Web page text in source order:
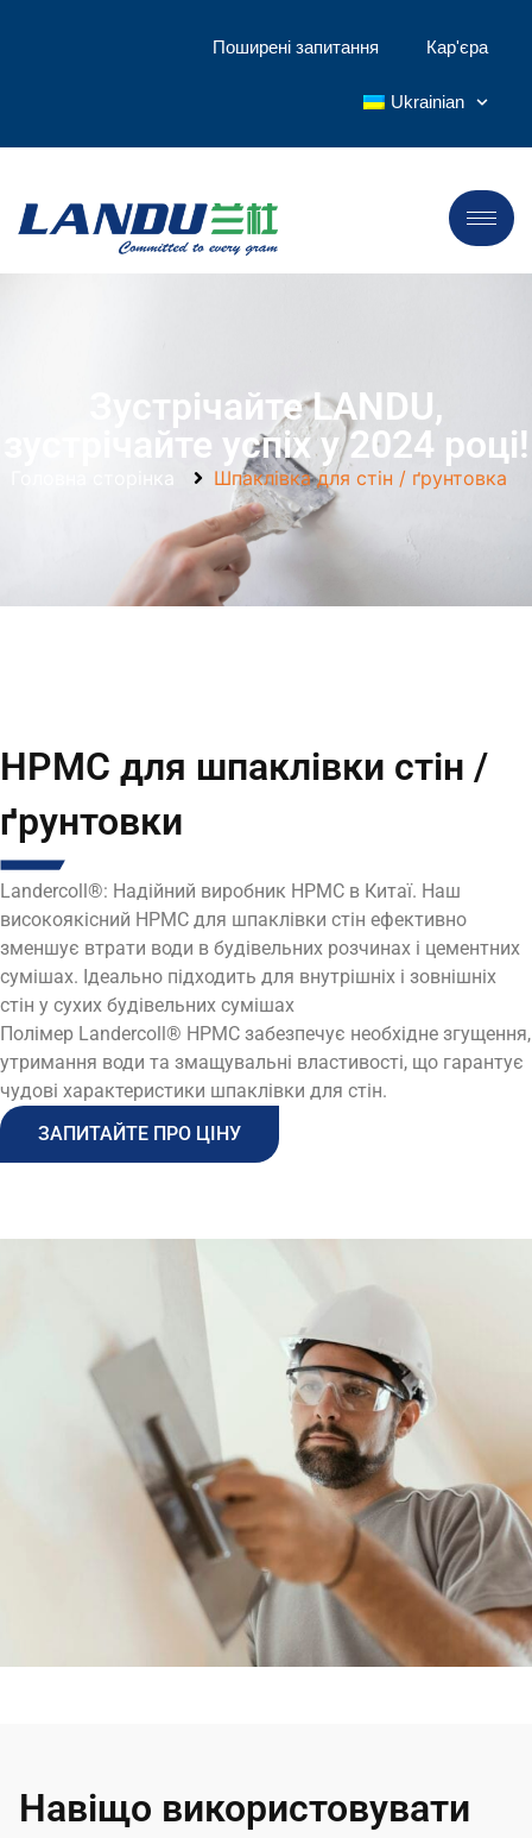
Поширені запитання Кар'єра
Ukrainian
Зустрічайте LANDU,
зустрічайте успіх у 2024 році!
Головна сторінка Шпаклівка для стін / ґрунтовка
HPMC для шпаклівки стін /
ґрунтовки
Landercoll®: Надійний виробник HPMC в Китаї. Наш
високоякісний HPMC для шпаклівки стін ефективно
зменшує втрати води в будівельних розчинах і цементних
сумішах. Ідеально підходить для внутрішніх і зовнішніх
стін у сухих будівельних сумішах
Полімер Landercoll® HPMC забезпечує необхідне згущення,
утримання води та змащувальні властивості, що гарантує
чудові характеристики шпаклівки для стін.
ЗАПИТАЙТЕ ПРО ЦІНУ
Навіщо використовувати